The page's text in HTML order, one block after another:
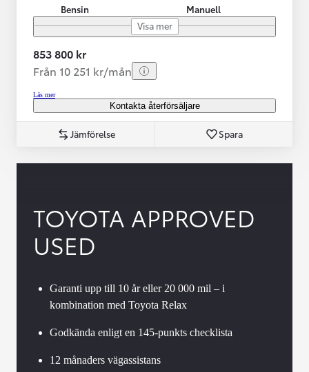
Bensin
Manuell
Visa mer
853 800 kr
Från 10 251 kr/mån
Läs mer
Kontakta återförsäljare
Jämförelse Spara
TOYOTA APPROVED
USED
Garanti upp till 10 år eller 20 000 mil – i
kombination med Toyota Relax
Godkända enligt en 145-punkts checklista
12 månaders vägassistans